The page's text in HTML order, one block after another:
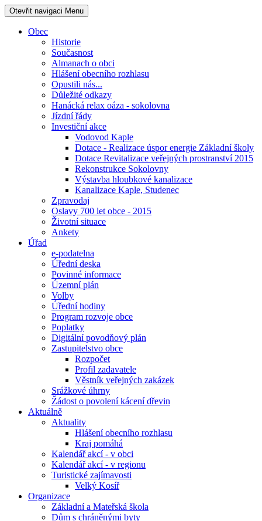
Otevřit navigaci Menu
Obec
Historie
Současnost
Almanach o obci
Hlášení obecního rozhlasu
Opustili nás...
Důležité odkazy
Hanácká relax oáza - sokolovna
Jízdní řády
Investiční akce
Vodovod Kaple
Dotace - Realizace úspor energie Základní školy
Dotace Revitalizace veřejných prostranství 2015
Rekonstrukce Sokolovny
Výstavba hloubkové kanalizace
Kanalizace Kaple, Studenec
Zpravodaj
Oslavy 700 let obce - 2015
Životní situace
Ankety
Úřad
e-podatelna
Úřední deska
Povinné informace
Územní plán
Volby
Úřední hodiny
Program rozvoje obce
Poplatky
Digitální povodňový plán
Zastupitelstvo obce
Rozpočet
Profil zadavatele
Věstník veřejných zakázek
Srážkové úhrny
Žádost o povolení kácení dřevin
Aktuálně
Aktuality
Hlášení obecního rozhlasu
Kraj pomáhá
Kalendář akcí - v obci
Kalendář akcí - v regionu
Turistické zajímavosti
Velký Kosíř
Organizace
Základní a Mateřská škola
Dům s chráněnými byty